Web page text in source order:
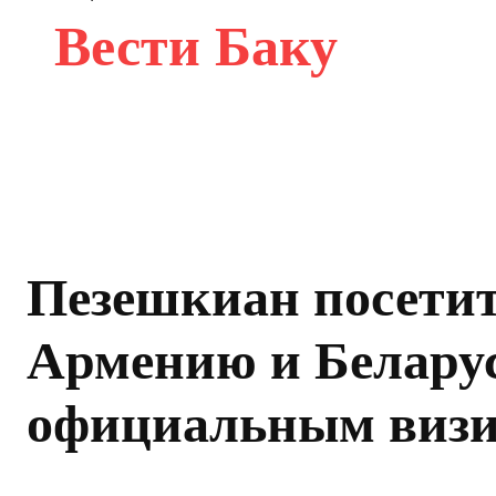
Вести Баку
Пезешкиан
Армению и
официальным